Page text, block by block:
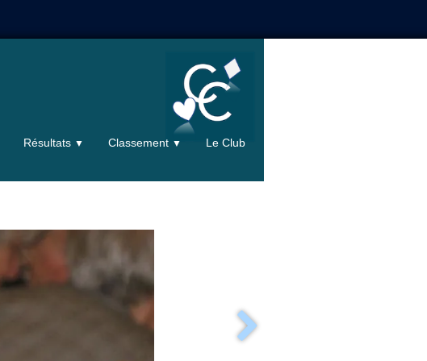
Résultats ▼ Classement ▼ Le Club